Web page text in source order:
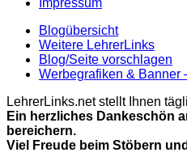
Blogübersicht
Weitere LehrerLinks
Blog/Seite vorschlagen
Werbegrafiken & Banner
LehrerLinks.net stellt Ihnen
Ein herzliches Dankeschön
bereichern.
Viel Freude beim Stöbern